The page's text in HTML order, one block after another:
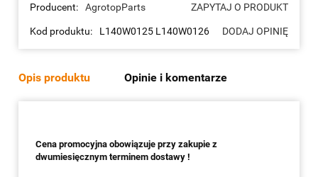
Producent: AgrotopParts ZAPYTAJ O PRODUKT
Kod produktu: L140W0125 L140W0126 DODAJ OPINIĘ
Opis produktu Opinie i komentarze
Cena promocyjna obowiązuje przy zakupie z
dwumiesięcznym terminem dostawy !